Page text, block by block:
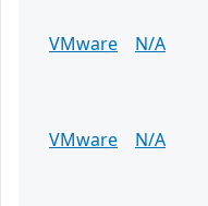
VMware
N/A
VMware
N/A